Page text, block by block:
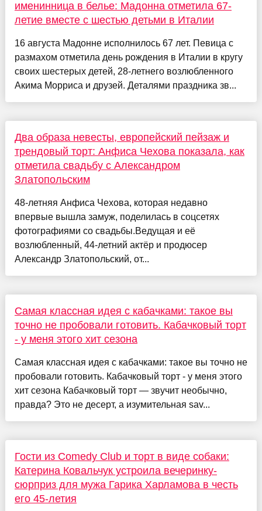
именинница в белье: Мадонна отметила 67-
летие вместе с шестью детьми в Италии
16 августа Мадонне исполнилось 67 лет. Певица с
размахом отметила день рождения в Италии в кругу
своих шестерых детей, 28-летнего возлюбленного
Акима Морриса и друзей. Деталями праздника зв...
Два образа невесты, европейский пейзаж и
трендовый торт: Анфиса Чехова показала, как
отметила свадьбу с Александром
Златопольским
48-летняя Анфиса Чехова, которая недавно
впервые вышла замуж, поделилась в соцсетях
фотографиями со свадьбы.Ведущая и её
возлюбленный, 44-летний актёр и продюсер
Александр Златопольский, от...
Самая классная идея с кабачками: такое вы
точно не пробовали готовить. Кабачковый торт
- у меня этого хит сезона
Самая классная идея с кабачками: такое вы точно не
пробовали готовить. Кабачковый торт - у меня этого
хит сезона Кабачковый торт — звучит необычно,
правда? Это не десерт, а изумительная sav...
Гости из Comedy Club и торт в виде собаки:
Катерина Ковальчук устроила вечеринку-
сюрприз для мужа Гарика Харламова в честь
его 45-летия